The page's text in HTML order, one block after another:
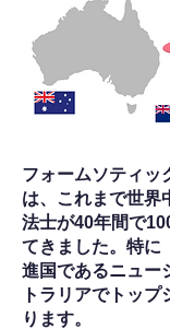
フォームソティッ
は、これまで世界
法士が40年間で
てきました。特に
進国であるニュー
トラリアでトッ
ります。